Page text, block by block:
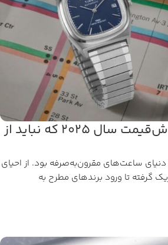
۱۰ ساعت برتر و خوش‌قیمت سال ۲۰۲۵ که نباید از
برای دنیای ساعت‌های مقرون‌به‌صرفه بود. از احیای
گرفته تا ورود برندهای مطرح به